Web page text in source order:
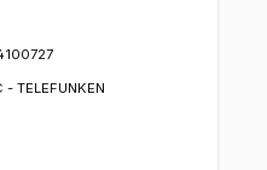
- TELEFUNKEN